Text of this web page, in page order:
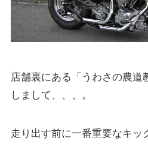
店舗裏にある「うわさの農道
しまして、、、。
走り出す前に一番重要なキッ